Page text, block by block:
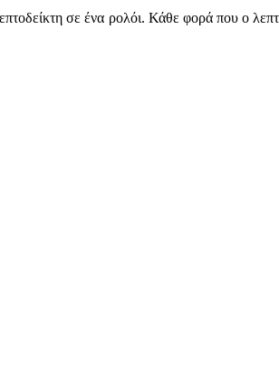
σε ένα ρολόι. Κάθε φορά που ο